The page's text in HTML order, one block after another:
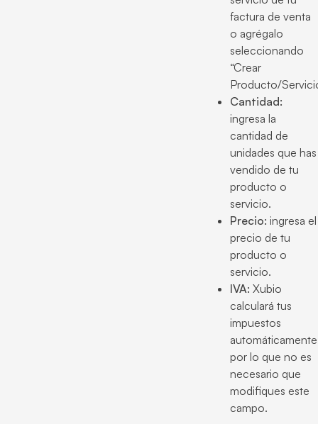
factura de venta
o agrégalo
seleccionando
“Crear
Producto/
Cantidad:
ingresa la
cantidad de
unidades que has
vendido de tu
producto o
servicio.
Precio: ingresa el
precio de tu
producto o
servicio.
IVA: Xubio
calculará tus
impuestos
por lo que no es
necesario que
modifiques este
campo.